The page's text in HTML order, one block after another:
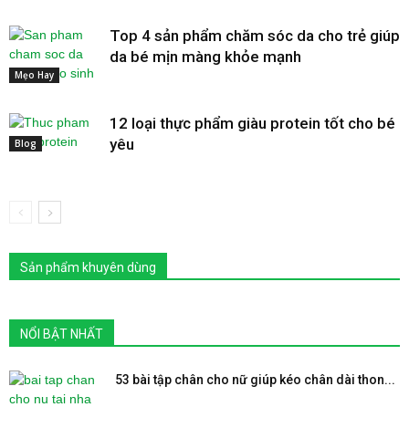
Mẹo Hay
Top 4 sản phẩm chăm sóc da cho trẻ giúp
da bé mịn màng khỏe mạnh
Blog
12 loại thực phẩm giàu protein tốt cho bé
yêu
Sản phẩm khuyên dùng
NỔI BẬT NHẤT
53 bài tập chân cho nữ giúp kéo chân dài thon...